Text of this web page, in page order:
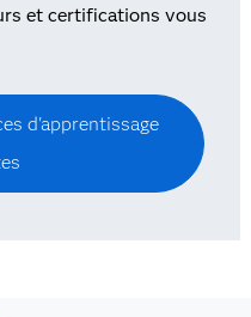
et certifications vous
d'apprentissage